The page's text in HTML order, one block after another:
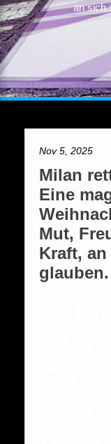
an sich
Nov 5, 2025
Milan
Eine
Mut,
Kraft,